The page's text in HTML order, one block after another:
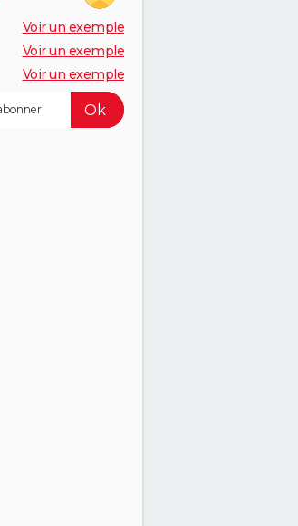
Voir un exemple
Voir un exemple
Voir un exemple